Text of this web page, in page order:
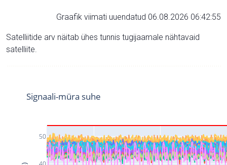
Graafik viimati uuendatud 06.08.2026 06:42:55
Satelliitide arv näitab ühes tunnis tugijaamale nähtavaid
satelliite.
50
Signaali-müra suhe